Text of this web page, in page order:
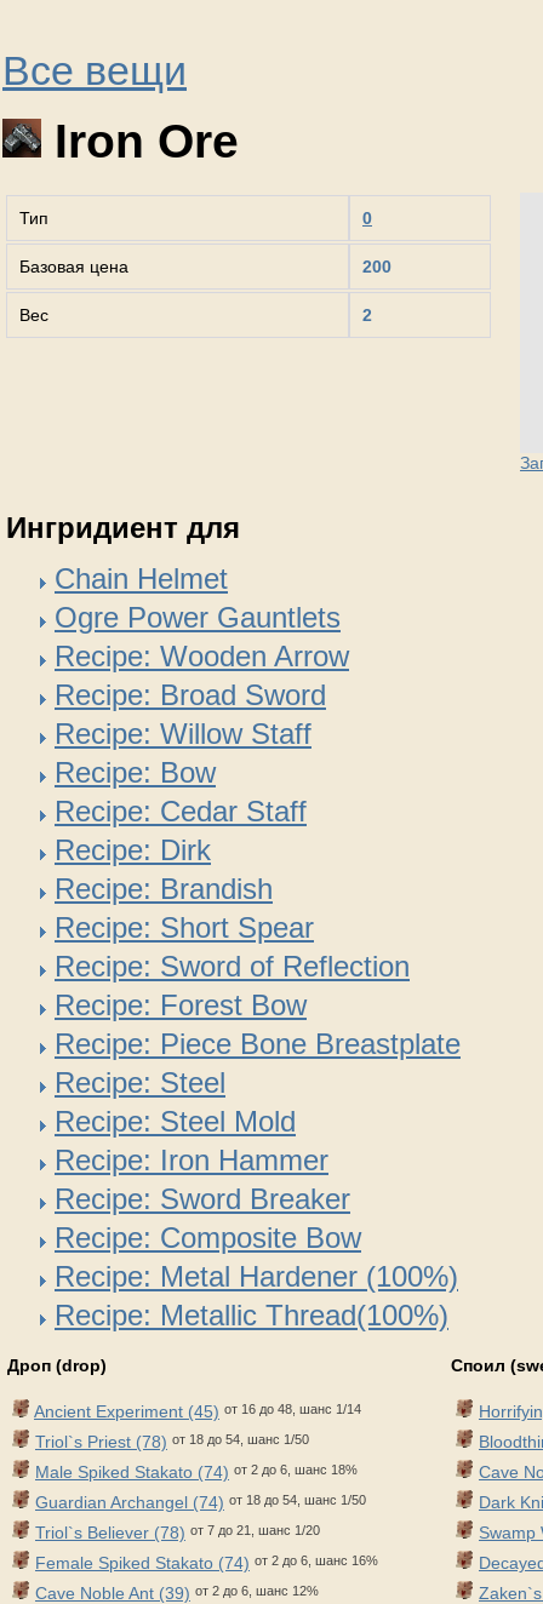
Все вещи
Iron Ore
Тип 0
Базовая цена 200
Вес 2
Ингридиент для
Chain Helmet
Ogre Power Gauntlets
Recipe: Wooden Arrow
Recipe: Broad Sword
Recipe: Willow Staff
Recipe: Bow
Recipe: Cedar Staff
Recipe: Dirk
Recipe: Brandish
Recipe: Short Spear
Recipe: Sword of Reflection
Recipe: Forest Bow
Recipe: Piece Bone Breastplate
Recipe: Steel
Recipe: Steel Mold
Recipe: Iron Hammer
Recipe: Sword Breaker
Recipe: Composite Bow
Recipe: Metal Hardener (100%)
Recipe: Metallic Thread(100%)
Дроп (drop)
Ancient Experiment (45) от 16 до 48, шанс 1/14
Triol`s Priest (78) от 18 до 54, шанс 1/50
Male Spiked Stakato (74) от 2 до 6, шанс 18%
Guardian Archangel (74) от 18 до 54, шанс 1/50
Triol`s Believer (78) от 7 до 21, шанс 1/20
Female Spiked Stakato (74) от 2 до 6, шанс 16%
Cave Noble Ant (39) от 2 до 6, шанс 12%
Споил
Cave
Dark
Swamp